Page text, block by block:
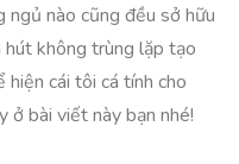
nào cũng đều sở hữu
không trùng lặp tạo
cái tôi cá tính cho
ở bài viết này bạn nhé!